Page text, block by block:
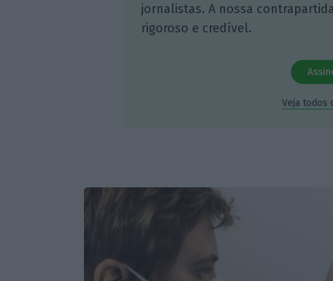
jornalistas. A nossa
rigoroso e credível.
Veja todos